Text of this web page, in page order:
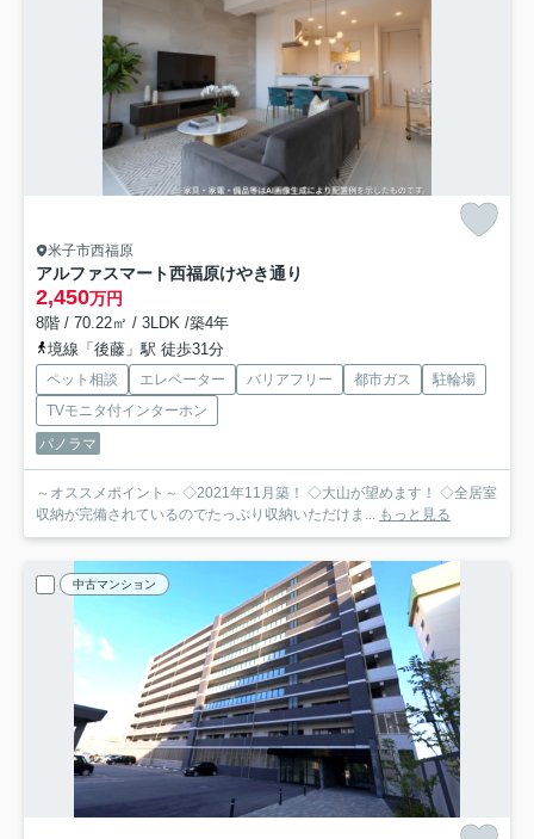
米子市西福原
アルファスマート西福原けやき通り
2,450万円
8階 / 70.22㎡ / 3LDK /築4年
境線「後藤」駅 徒歩31分
ペット相談 エレベーター バリアフリー 都市ガス
駐輪場
TVモニタ付インターホン
パノラマ
～オススメポイント～ ◇2021年11月築！ ◇大山が望めます！ ◇全居室
収納が完備されているのでたっぷり収納いただけま... もっと見る
中古マンション